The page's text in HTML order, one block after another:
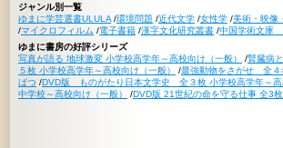
ジャンル別一覧
ゆまに学芸選書ULULA /環境問題 /近代文学 /女性学 /美術・映像
/マイクロフィルム /電子書籍 /漢字文化研究叢書 /中国学術文庫
ゆまに書房の好評シリーズ
写真が語る 地球激変 小学校高学年～高校向け（一般）
/腎臓病
５枚 小学校高学年～高校向け（一般）
/最強動物をさがせ 全４
ばつ /DVD版 ものがたり日本文学史 全３枚 小学校高学年～高
中学校～高校向け（一般）
/DVD版 21世紀の命を守る仕事 全3